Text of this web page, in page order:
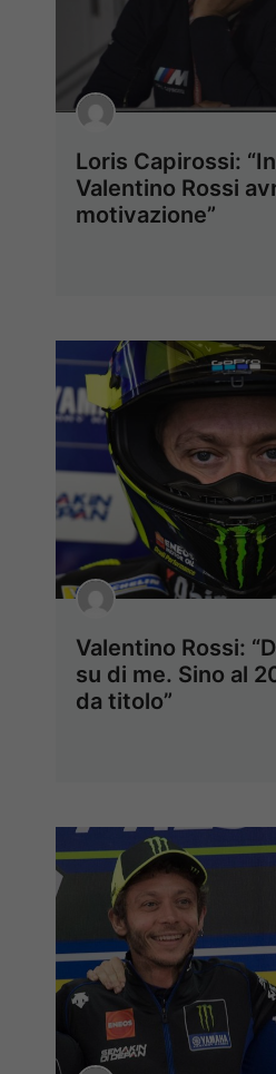
Loris Capirossi:
Valentino Rossi
motivazione”
Valentino Rossi:
su di me. Sino al
da titolo”